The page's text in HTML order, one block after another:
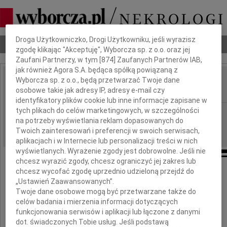
Nekrologi Odeszli Poradnik pogrzebowy
IMIĘ I NAZWISKO: Antoni Szpecht
REGION: Warszawa
DATA EMISJI: 24.09.2009
Antoni Szpecht
Dbamy o Twoją prywatność
Droga Użytkowniczko, Drogi Użytkowniku, jeśli wyrazisz
zgodę klikając "Akceptuję", Wyborcza sp. z o.o. oraz jej
Zaufani Partnerzy, w tym [874 ] Zaufanych Partnerów IAB,
jak również Agora S.A. będąca spółką powiązaną z
Wyborcza sp. z o.o., będą przetwarzać Twoje dane
osobowe takie jak adresy IP, adresy e-mail czy
identyfikatory plików cookie lub inne informacje zapisane w
tych plikach do celów marketingowych, w szczególności
na potrzeby wyświetlania reklam dopasowanych do
Twoich zainteresowań i preferencji w swoich serwisach,
aplikacjach i w Internecie lub personalizacji treści w nich
wyświetlanych. Wyrażenie zgody jest dobrowolne. Jeśli nie
chcesz wyrazić zgody, chcesz ograniczyć jej zakres lub
chcesz wycofać zgodę uprzednio udzieloną przejdź do
„Ustawień Zaawansowanych”.
Twoje dane osobowe mogą być przetwarzane także do
celów badania i mierzenia informacji dotyczących
funkcjonowania serwisów i aplikacji lub łączone z danymi
dot. świadczonych Tobie usług. Jeśli podstawą